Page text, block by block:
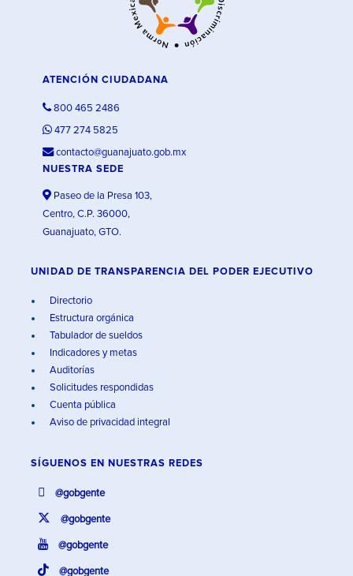
ATENCIÓN CIUDADANA
800 465 2486
477 274 5825
contacto@guanajuato.gob.mx
NUESTRA SEDE
Paseo de la Presa 103,
Centro, C.P. 36000,
Guanajuato, GTO.
UNIDAD DE TRANSPARENCIA DEL PODER EJECUTIVO
Directorio
Estructura orgánica
Tabulador de sueldos
Indicadores y metas
Auditorías
Solicitudes respondidas
Cuenta pública
Aviso de privacidad integral
SÍGUENOS EN NUESTRAS REDES
@gobgente
@gobgente
@gobgente
@gobgente